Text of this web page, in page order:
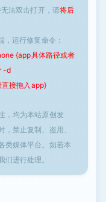
法双击打开，请将后
，运行修复命令：
{app具体路径或者
-d
接拖入app}
，均为本站原创发
禁止复制、盗用、
类媒体平台。如若本
进行处理。